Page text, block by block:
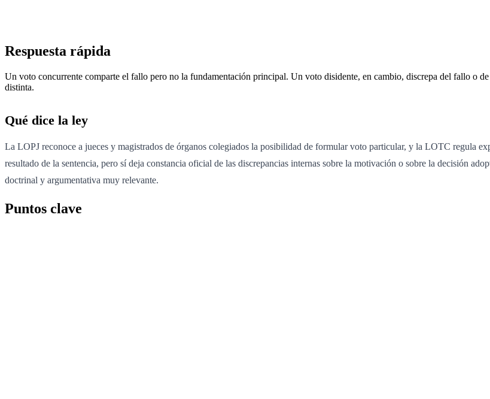
Respuesta rápida
Un voto concurrente comparte el fallo pero no la fundamentación principal. Un voto disidente, en cambio, discrepa del fallo o
distinta.
Qué dice la ley
La LOPJ reconoce a jueces y magistrados de órganos colegiados la posibilidad de formular voto particular, y la LOTC regula
resultado de la sentencia, pero sí deja constancia oficial de las discrepancias internas sobre la motivación o sobre la decisión
doctrinal y argumentativa muy relevante.
Puntos clave